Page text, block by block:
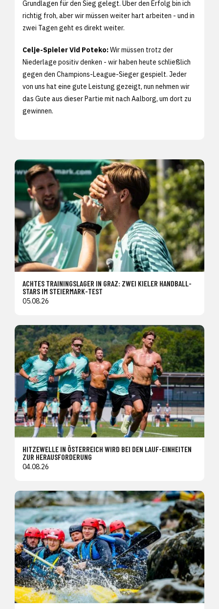
Grundlagen für den Sieg gelegt. Über den Erfolg bin ich
richtig froh, aber wir müssen weiter hart arbeiten - und in
zwei Tagen geht es direkt weiter.
Celje-Spieler Vid Poteko:Wir müssen trotz der
Niederlage positiv denken - wir haben heute schließlich
gegen den Champions-League-Sieger gespielt. Jeder
von uns hat eine gute Leistung gezeigt, nun nehmen wir
das Gute aus dieser Partie mit nach Aalborg, um dort zu
gewinnen.
ACHTES TRAININGSLAGER IN GRAZ: ZWEI KIELER HANDBALL-
STARS IM STEIERMARK-TEST
05.08.26
HITZEWELLE IN ÖSTERREICH WIRD BEI DEN LAUF-EINHEITEN
ZUR HERAUSFORDERUNG
04.08.26